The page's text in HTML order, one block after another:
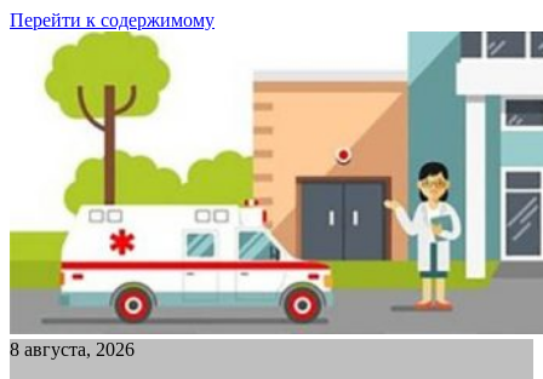
Перейти к содержимому
8 августа, 2026